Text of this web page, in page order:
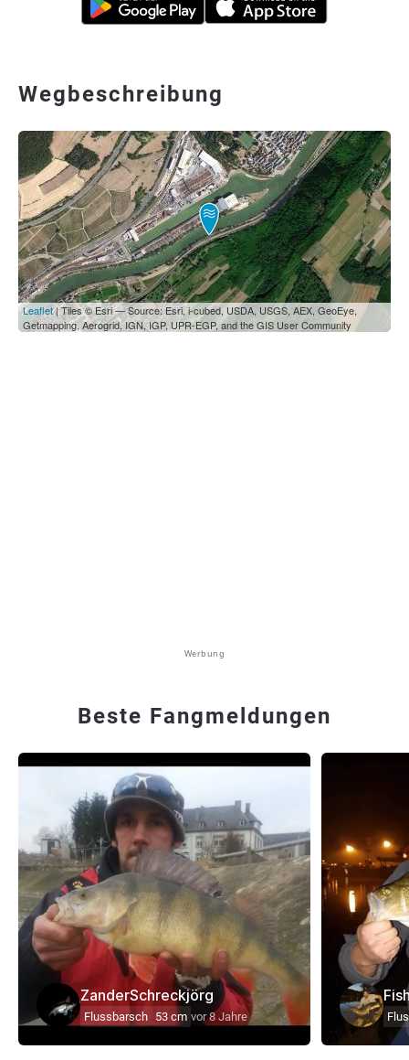
Wegbeschreibung
Leaflet| Tiles © Esri — Source: Esri, i-cubed, USDA, USGS, AEX, GeoEye,
Getmapping, Aerogrid, IGN, IGP, UPR-EGP, and the GIS User Community
Werbung
Beste Fangmeldungen
ZanderSchreckjörg
Flussbarsch 53 cm vor 8 Jahre